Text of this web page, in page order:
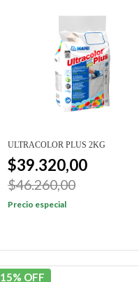
ULTRACOLOR PLUS 2KG
$39.320,00
$46.260,00
Precio especial
15% OFF